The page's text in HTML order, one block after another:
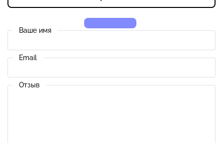
Ваше имя
Email
Отзыв